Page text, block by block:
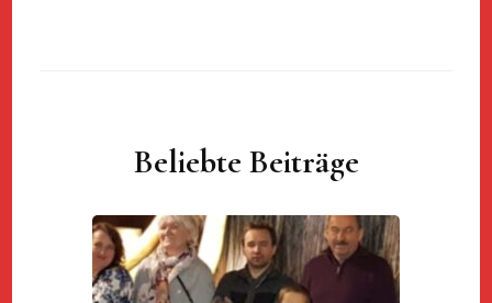
Beliebte Beiträge